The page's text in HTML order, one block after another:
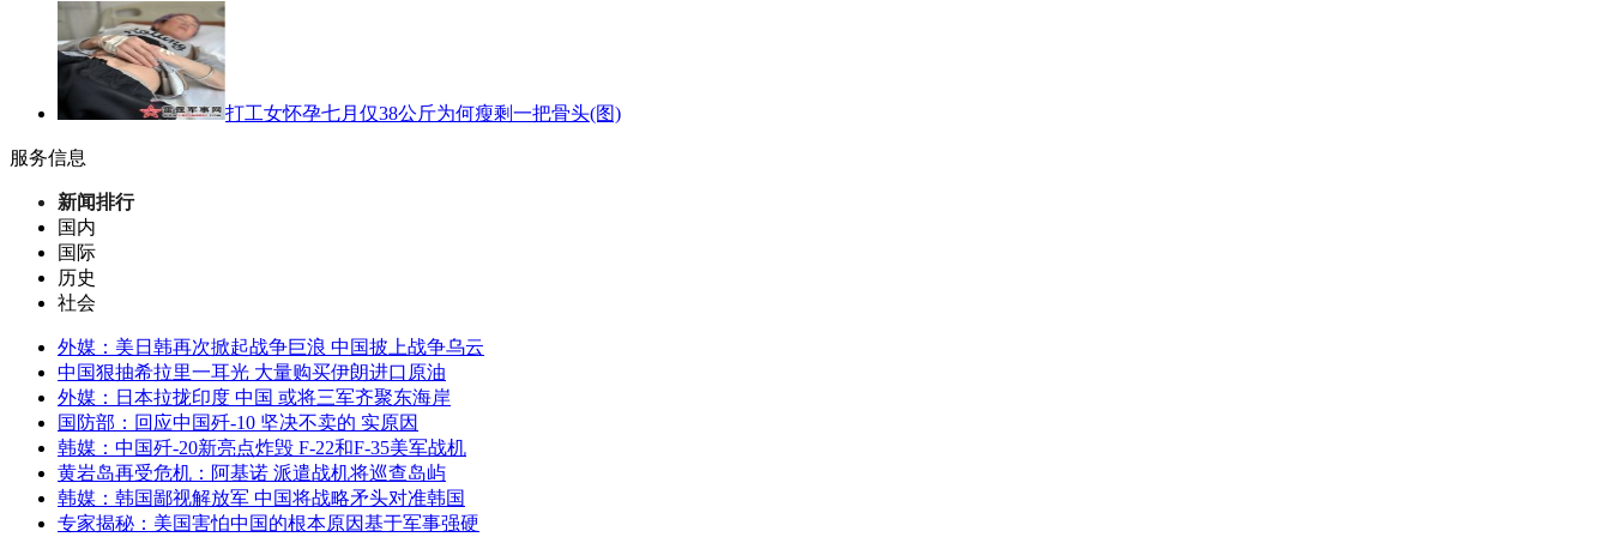
打工女怀孕七月仅38公斤为何瘦剩一把骨头(图)
服务信息
新闻排行
国内
国际
历史
社会
外媒：美日韩再次掀起战争巨浪 中国披上战争乌云
中国狠抽希拉里一耳光 大量购买伊朗进口原油
外媒：日本拉拢印度 中国 或将三军齐聚东海岸
国防部：回应中国歼-10 坚决不卖的 实原因
韩媒：中国歼-20新亮点炸毁 F-22和F-35美军战机
黄岩岛再受危机：阿基诺 派遣战机将巡查岛屿
韩媒：韩国鄙视解放军 中国将战略矛头对准韩国
专家揭秘：美国害怕中国的根本原因基于军事强硬